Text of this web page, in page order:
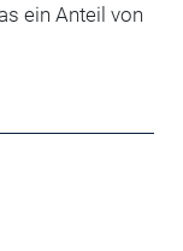
ein Anteil von